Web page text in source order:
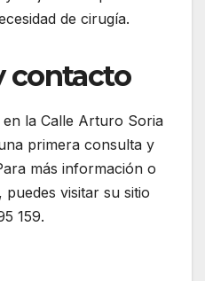
de cirugía.
contacto
la Calle Arturo Soria
primera consulta y
más información o
visitar su sitio
159.